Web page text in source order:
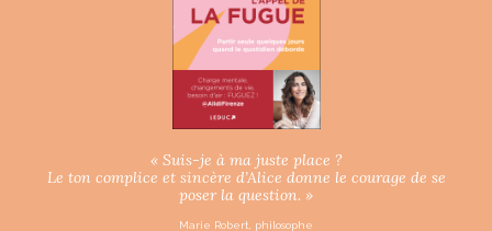
« Suis-je à ma juste place ?
Le ton complice et sincère d’Alice donne le courage de se
poser la question. »
Marie Robert, philosophe